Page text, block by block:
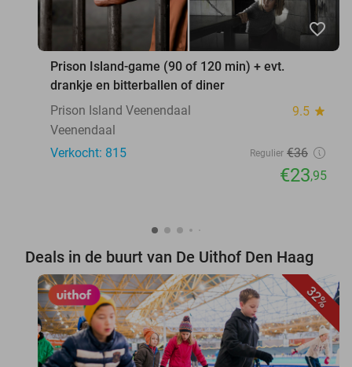
favorite_border
Prison Island-game (90 of 120 min) + evt.
drankje en bitterballen of diner
Prison Island Veenendaal
9.5 star
Veenendaal
Verkocht: 815
Regulier €36
€23,95
Deals in de buurt van De Uithof Den Haag
32%